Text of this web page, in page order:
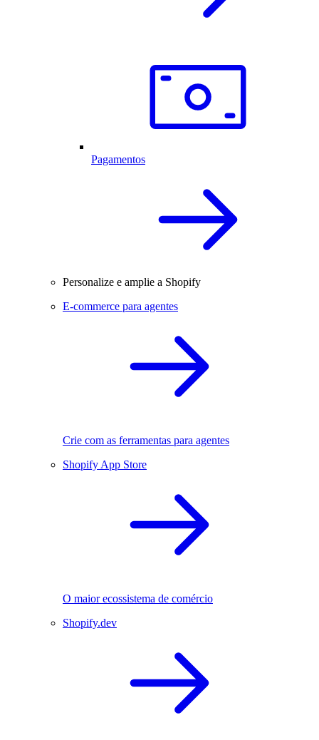
Pagamentos
Personalize e amplie a Shopify
E-commerce para agentes
Crie com as ferramentas para agentes
Shopify App Store
O maior ecossistema de comércio
Shopify.dev